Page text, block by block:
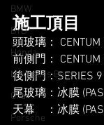
BMW
BYD
Honda
Mercedes Benz
Ora
Porsche
施工頂目
頭玻璃： CENTUM
前側門： CENTUM
後側門：SERIES 9
尾玻璃：冰膜
天幕    ：冰膜